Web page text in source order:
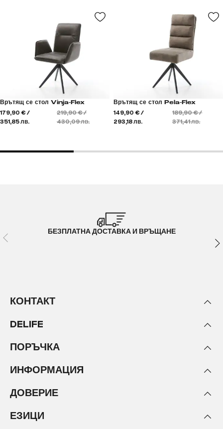
Врътящ се стол Vinja-Flex
179,90 € /
351,85 лв.
219,90 € /
430,09 лв.
Врътящ се стол Pela-Flex
149,90 € /
293,18 лв.
189,90 € /
371,41 лв.
БЕЗПЛАТНА ДОСТАВКА И ВРЪЩАНЕ
КОНТАКТ
DELIFE
ПОРЪЧКА
ИНФОРМАЦИЯ
ДОВЕРИЕ
ЕЗИЦИ